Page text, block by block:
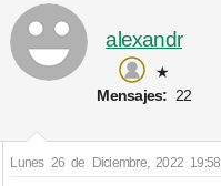
alexandr
★
Mensajes: 22
Lunes 26 de Diciembre, 2022 19:58